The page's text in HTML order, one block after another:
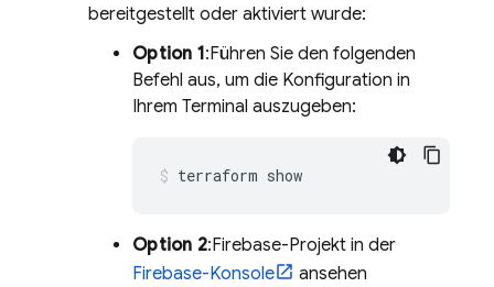
bereitgestellt oder aktiviert wurde:
Option 1:Führen Sie den folgenden
Befehl aus, um die Konfiguration in
Ihrem Terminal auszugeben:
terraform show
Option 2:Firebase-Projekt in der
Firebase-Konsole ansehen